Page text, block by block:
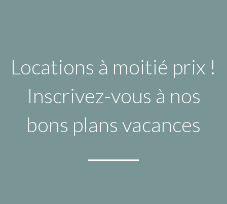
Locations à moitié prix !
Inscrivez-vous à nos
bons plans vacances